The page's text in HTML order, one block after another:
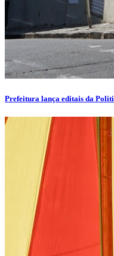
Prefeitura lança editais da